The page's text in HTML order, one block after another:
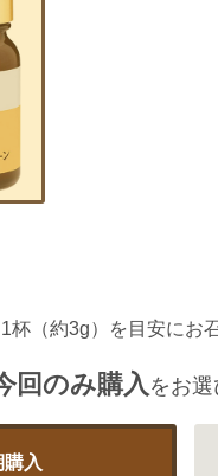
杯（約3g）を目安にお
回のみ購入 をお
購入